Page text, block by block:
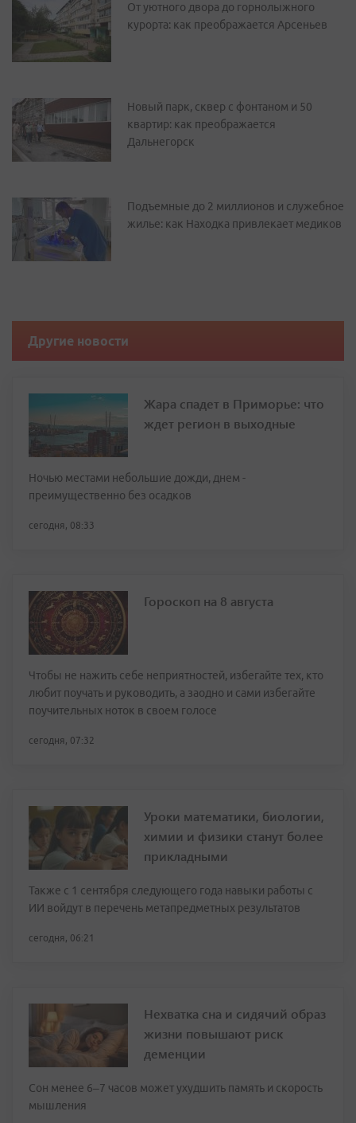
От уютного двора до горнолыжного
курорта: как преображается Арсеньев
Новый парк, сквер с фонтаном и 50
квартир: как преображается
Дальнегорск
Подъемные до 2 миллионов и служебное
жилье: как Находка привлекает медиков
Другие новости
Жара спадет в Приморье: что
ждет регион в выходные
Ночью местами небольшие дожди, днем -
преимущественно без осадков
сегодня, 08:33
Гороскоп на 8 августа
Чтобы не нажить себе неприятностей, избегайте тех, кто
любит поучать и руководить, а заодно и сами избегайте
поучительных ноток в своем голосе
сегодня, 07:32
Уроки математики, биологии,
химии и физики станут более
прикладными
Также с 1 сентября следующего года навыки работы с
ИИ войдут в перечень метапредметных результатов
сегодня, 06:21
Нехватка сна и сидячий образ
жизни повышают риск
деменции
Сон менее 6–7 часов может ухудшить память и скорость
мышления